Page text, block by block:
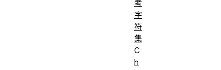
考
字
符
集
C
h